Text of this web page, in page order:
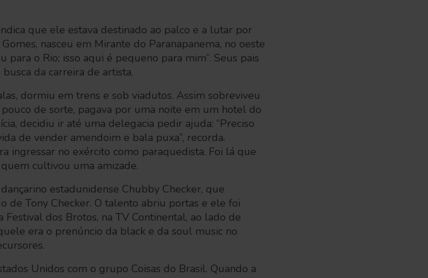
que ele estava destinado ao palco e a lutar por
nasceu em Mirante do Paranapanema, no oeste
para o Rio; isso aqui é pequeno para mim”. Seus pais
da carreira de artista.
dormiu em trens e sob viadutos. Assim sobreviveu
de sorte, pagava por uma noite em um hotel do
decidiu ir até uma delegacia pedir ajuda: “Preciso
de vender amendoim e bala puxa”, recorda.
ingressar no exército como paraquedista. Foi lá que
cultivou uma amizade.
estadunidense Chubby Checker, que
de Tony Checker. O talento abriu portas e ele foi
dos Brotos, na TV Continental, ao lado de
era o prenúncio da black e da soul music no
Unidos com o grupo Coisas do Brasil. Quando a